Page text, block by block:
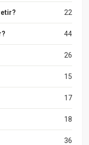
22
44
26
15
17
18
36